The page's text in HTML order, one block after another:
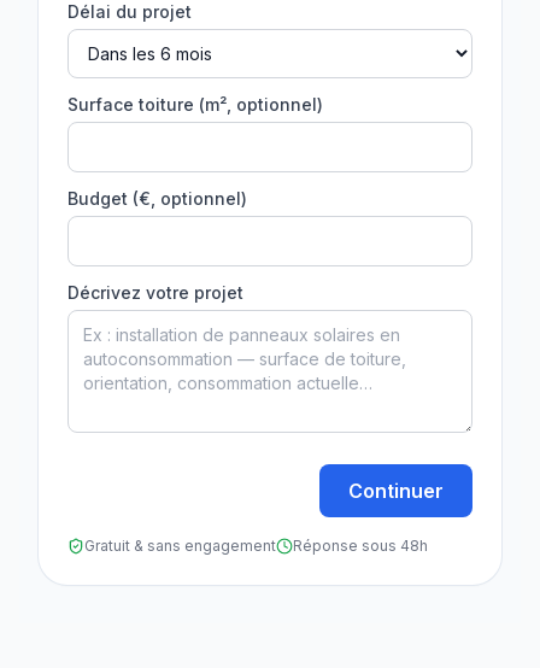
Délai du projet
Surface toiture (m², optionnel)
Budget (€, optionnel)
Décrivez votre projet
Continuer
Gratuit & sans engagement Réponse sous 48h